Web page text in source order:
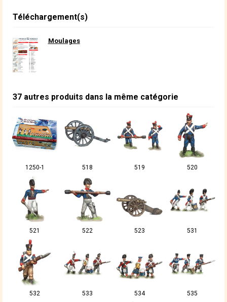
Téléchargement(s)
Moulages
37 autres produits dans la même catégorie
1250-1 518 519 520
521 522 523 531
532 533 534 535